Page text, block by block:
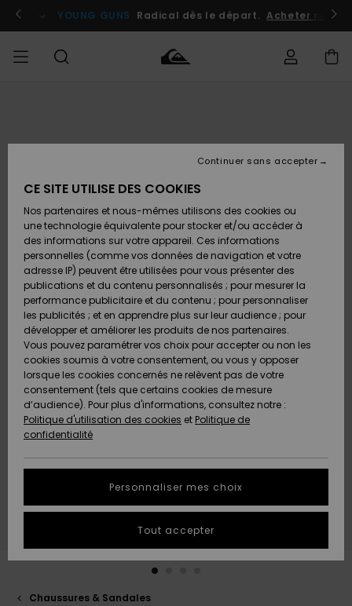
l'information
le
Se connecter / s'inscrire
YOUNG GUNS Radical dès le départ. Acheter
Chaussures
& Tongs
Surf
Snow
Nouveautés
A
Découvrir
Chaussures
& Tongs
Surf
Snow
Nouveautés
A
Découvrir
FEMME
A
Découvrir
Snow
SURF
Surf
Shop
Enfant
Highlights
Communauté
SNOW
Snow
Shop
Enfant
Snow
Shop
Femme
A
Découvrir
Communauté
OUTLET
Enfant
Outlet
Femme
AIDE &
CONTACT
Retours
Paiement
Carte
Cadeau
Quiksilver
Freedom
Protection
des
tailles
conversation
obtenir la
MAGASINS
QUIKSILVER
Chaussures & Sandales
CE SITE UTILISE DES COOKIES
Nos partenaires et nous-mêmes utilisons des cookies ou
une technologie équivalente pour stocker et/ou accéder à
des informations sur votre appareil. Ces informations
personnelles (comme vos données de navigation et votre
adresse IP) peuvent être utilisées pour vous présenter des
publications et du contenu personnalisés ; pour mesurer la
performance publicitaire et du contenu ; pour personnaliser
les publicités ; et en apprendre plus sur leur audience ; pour
développer et améliorer les produits de nos partenaires.
Vous pouvez paramétrer vos choix pour accepter ou non les
cookies soumis à votre consentement, ou vous y opposer
lorsque les cookies concernés ne relèvent pas de votre
consentement (tels que certains cookies de mesure
d’audience). Pour plus d'informations, consultez notre :
Politique d'utilisation des cookies et Politique de
confidentialité
Personnaliser mes choix
Continuer sans accepter
Tout accepter